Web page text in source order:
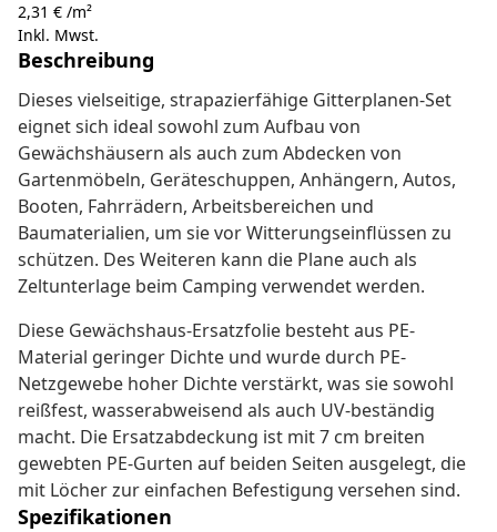
2,31 € /m²
Inkl. Mwst.
Beschreibung
Dieses vielseitige, strapazierfähige Gitterplanen-Set
eignet sich ideal sowohl zum Aufbau von
Gewächshäusern als auch zum Abdecken von
Gartenmöbeln, Geräteschuppen, Anhängern, Autos,
Booten, Fahrrädern, Arbeitsbereichen und
Baumaterialien, um sie vor Witterungseinflüssen zu
schützen. Des Weiteren kann die Plane auch als
Zeltunterlage beim Camping verwendet werden.
Diese Gewächshaus-Ersatzfolie besteht aus PE-
Material geringer Dichte und wurde durch PE-
Netzgewebe hoher Dichte verstärkt, was sie sowohl
reißfest, wasserabweisend als auch UV-beständig
macht. Die Ersatzabdeckung ist mit 7 cm breiten
gewebten PE-Gurten auf beiden Seiten ausgelegt, die
mit Löcher zur einfachen Befestigung versehen sind.
Spezifikationen